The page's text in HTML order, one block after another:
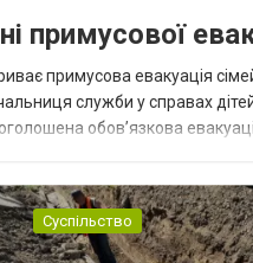
примусової
примусова евакуація
служби у справах
обов’язкова
Суспільство